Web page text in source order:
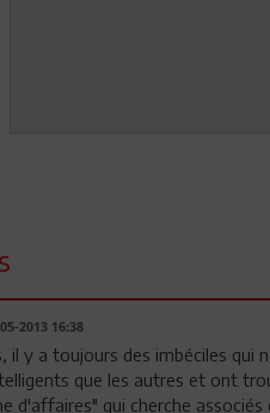
2013 16:38
il y a toujours des imbéciles
que les autres et ont
d'affaires" qui cherche